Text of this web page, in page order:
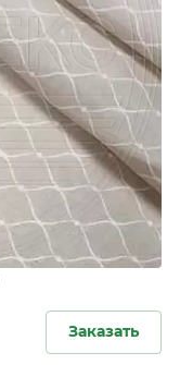
Заказать